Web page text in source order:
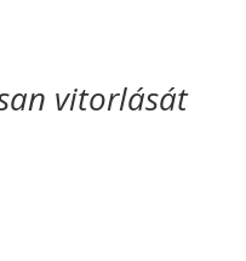
vitorlását